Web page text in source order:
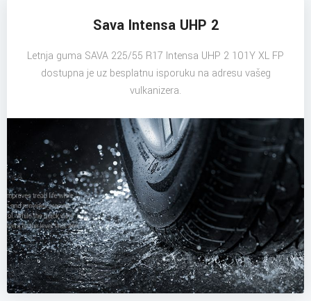
Sava Intensa UHP 2
Letnja guma SAVA 225/55 R17 Intensa UHP 2 101Y XL FP
dostupna je uz besplatnu isporuku na adresu vašeg
vulkanizera.